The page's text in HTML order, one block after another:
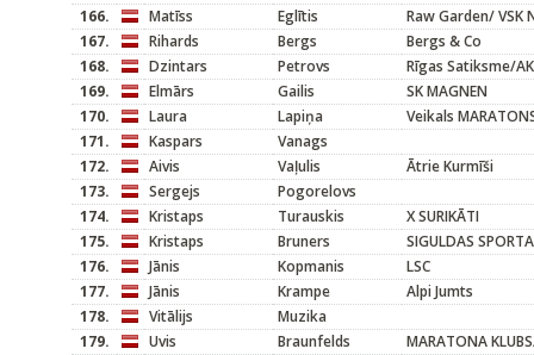
166.
Matīss Eglītis
Raw Garden/ VSK
167.
Rihards Bergs
Bergs & Co
168.
Dzintars Petrovs
Rīgas Satiksme/
169.
Elmārs Gailis
SK MAGNEN
170.
Laura Lapiņa
Veikals
171.
Kaspars
Vanags
172.
Aivis Vaļulis
Ātrie Kurmīši
173.
Sergejs
Pogorelovs
174.
Kristaps Turauskis
X SURIKĀTI
175.
Kristaps Bruners
SIGULDAS
176.
Jānis Kopmanis
LSC
177.
Jānis Krampe
Alpi Jumts
178.
Vitālijs
Muzika
179.
Uvis Braunfelds
MARATONA